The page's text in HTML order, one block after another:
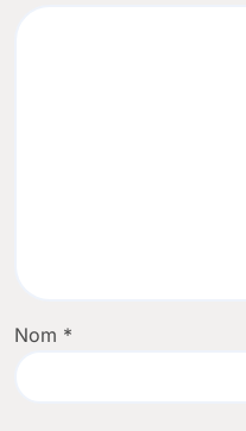
Nom *